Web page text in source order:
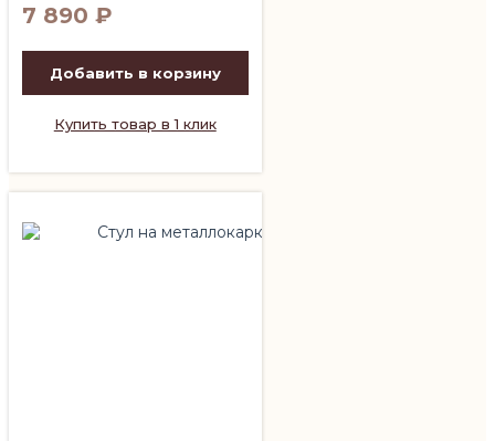
7 890 ₽
Добавить в корзину
Купить товар в 1 клик